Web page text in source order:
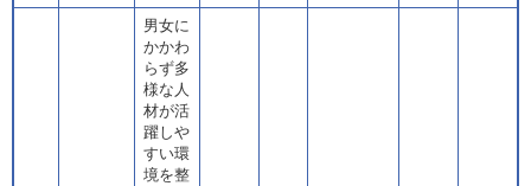
男女に
かかわ
らず多
様な人
材が活
躍しや
すい環
境を整